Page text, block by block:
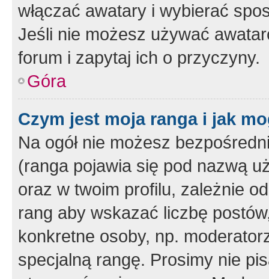
włączać awatary i wybierać
Jeśli nie możesz używać
forum i zapytaj ich o przyczyny.
Góra
Czym jest moja ranga i jak
Na ogół nie możesz
(ranga pojawia się pod nazwą
oraz w twoim profilu, zależnie
rang aby wskazać liczbę
konkretne osoby, np.
specjalną rangę. Prosimy nie